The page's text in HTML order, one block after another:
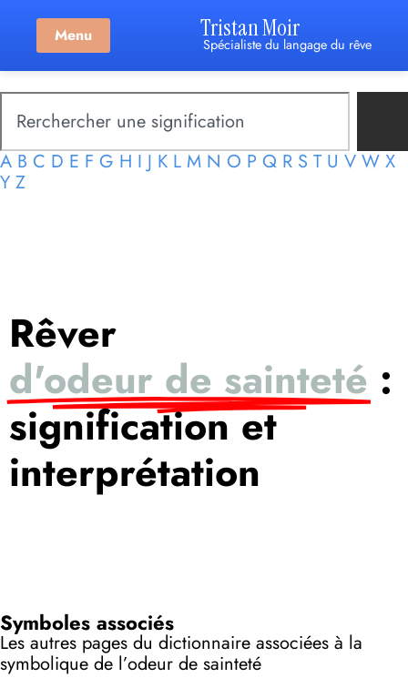
Menu Tristan Moir
Spécialiste du langage du rêve
A B C D E F G H I J K L M N O P Q R S T U V W X
Y Z
Rêver
d'odeur de sainteté :
signification et
interprétation
Symboles associés
Les autres pages du dictionnaire associées à la
symbolique de l’odeur de sainteté